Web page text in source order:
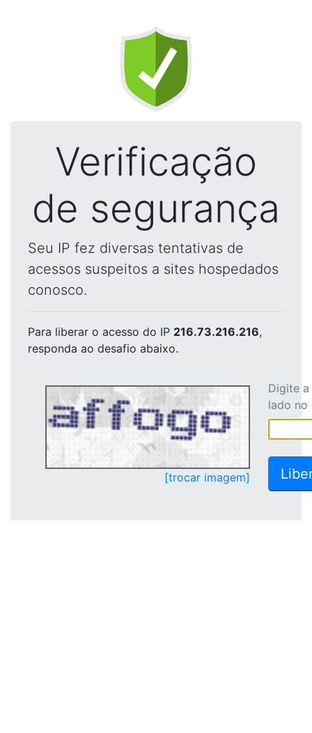
Verificação
de segurança
Seu IP fez diversas tentativas de
acessos suspeitos a sites hospedados
conosco.
Para liberar o acesso do IP 216.73.216.216,
responda ao desafio abaixo.
[trocar imagem]
Digite
lado no